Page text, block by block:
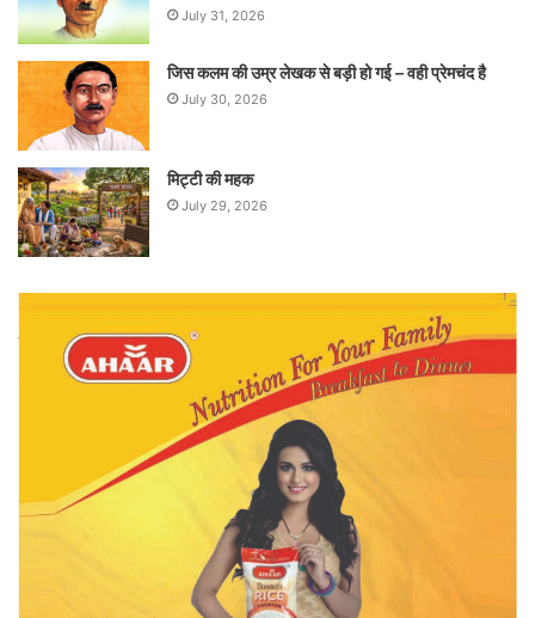
July 31, 2026
जिस कलम की उम्र लेखक से बड़ी हो गई – वही प्रेमचंद है
July 30, 2026
मिट्टी की महक
July 29, 2026